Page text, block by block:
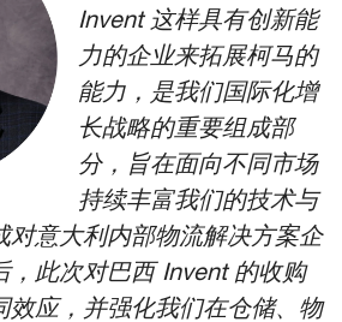
Invent 这样具有创新能
力的企业来拓展柯马的
能力，是我们国际化增
长战略的重要组成部
分，旨在面向不同市场
持续丰富我们的技术与
对意大利内部物流解决方案企
，此次对巴西 Invent 的收购
效应，并强化我们在仓储、物